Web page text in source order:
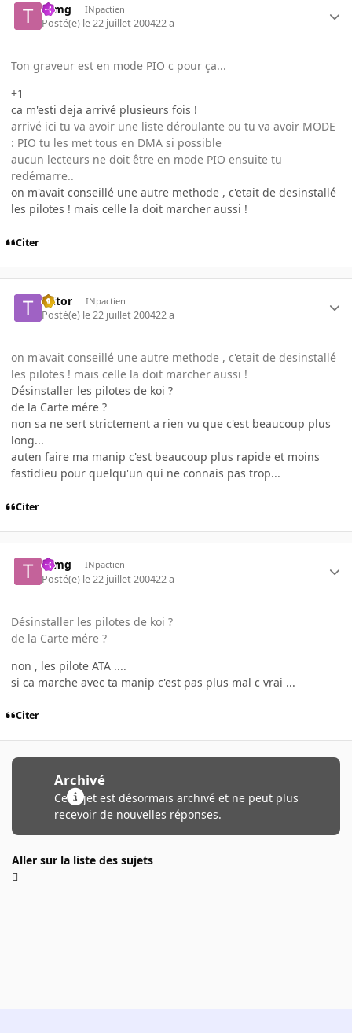
tomg INpactien
Posté(e) le 22 juillet 200422 a
Ton graveur est en mode PIO c pour ça...
+1
ca m'esti deja arrivé plusieurs fois !
arrivé ici tu va avoir une liste déroulante ou tu va avoir MODE
: PIO tu les met tous en DMA si possible
aucun lecteurs ne doit être en mode PIO ensuite tu
redémarre..
on m'avait conseillé une autre methode , c'etait de desinstallé
les pilotes ! mais celle la doit marcher aussi !
Citer
Ttitor INpactien
Posté(e) le 22 juillet 200422 a
on m'avait conseillé une autre methode , c'etait de desinstallé
les pilotes ! mais celle la doit marcher aussi !
Désinstaller les pilotes de koi ?
de la Carte mére ?
non sa ne sert strictement a rien vu que c'est beaucoup plus
long...
auten faire ma manip c'est beaucoup plus rapide et moins
fastidieu pour quelqu'un qui ne connais pas trop...
Citer
tomg INpactien
Posté(e) le 22 juillet 200422 a
Désinstaller les pilotes de koi ?
de la Carte mére ?
non , les pilote ATA ....
si ca marche avec ta manip c'est pas plus mal c vrai ...
Citer
Archivé
Ce sujet est désormais archivé et ne peut plus
recevoir de nouvelles réponses.
Aller sur la liste des sujets